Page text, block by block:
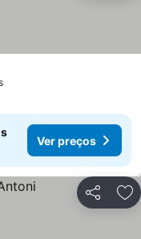
Ver preços
Partilhar